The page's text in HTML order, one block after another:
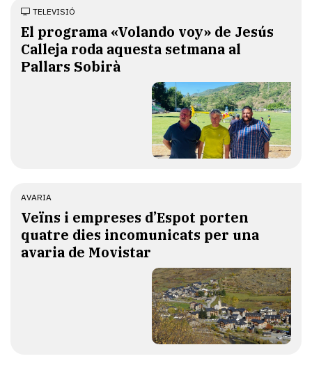
TELEVISIÓ
El programa «Volando voy» de Jesús
Calleja roda aquesta setmana al
Pallars Sobirà
AVARIA
Veïns i empreses d’Espot porten
quatre dies incomunicats per una
avaria de Movistar